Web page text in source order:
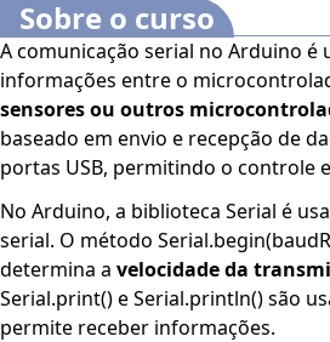
Sobre o curso
A comunicação serial no Arduino
informações entre o
sensores ou outros
baseado em envio e recepção de
portas USB, permitindo o controle
No Arduino, a biblioteca Serial é
serial. O método
determina a velocidade da
Serial.print() e Serial.println() são
permite receber informações.